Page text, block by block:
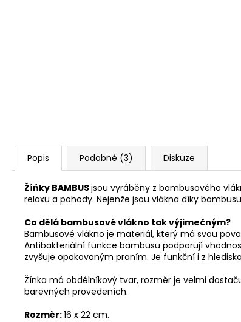
Popis Podobné (3) Diskuze
Žíňky BAMBUSjsou vyráběny z bambusového
relaxu a pohody. Nejenže jsou vlákna díky
Co dělá bambusové vlákno tak výjimečným?
Bambusové vlákno je materiál, který má svou
Antibakteriální funkce bambusu podporují
zvyšuje opakovaným praním. Je funkční i z
Žínka má obdélníkový tvar, rozměr je velmi
barevných provedeních.
Rozměr:16 x 22 cm.